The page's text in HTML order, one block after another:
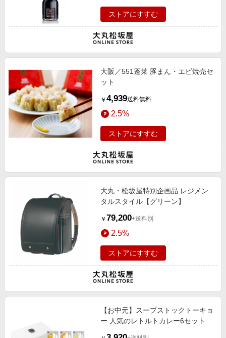
ストアにすすむ
大阪／551蓬莱 豚まん・エビ焼売セ
ット
￥ 4,939送料無料
2.5%
ストアにすすむ
大丸・松坂屋特別企画品 レジメン
タルスタイル【グリーン】
￥ 79,200+送料別
2.5%
ストアにすすむ
【お中元】スープストックトーキョ
ー 人気のレトルトカレー6セット